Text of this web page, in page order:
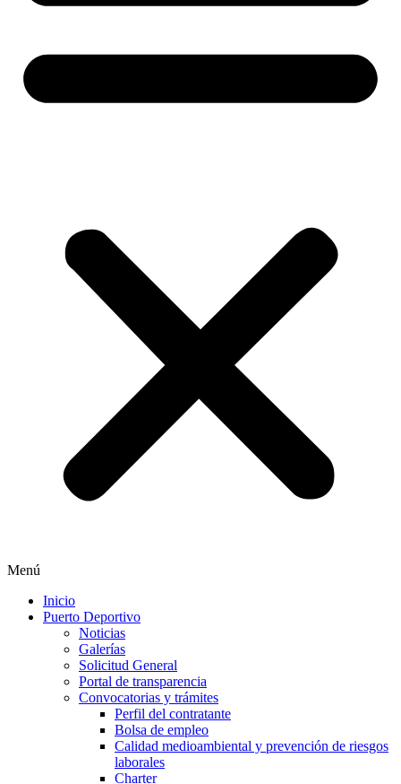
Menú
Inicio
Puerto Deportivo
Noticias
Galerías
Solicitud General
Portal de transparencia
Convocatorias y trámites
Perfil del contratante
Bolsa de empleo
Calidad medioambiental y prevención de riesgos
laborales
Charter